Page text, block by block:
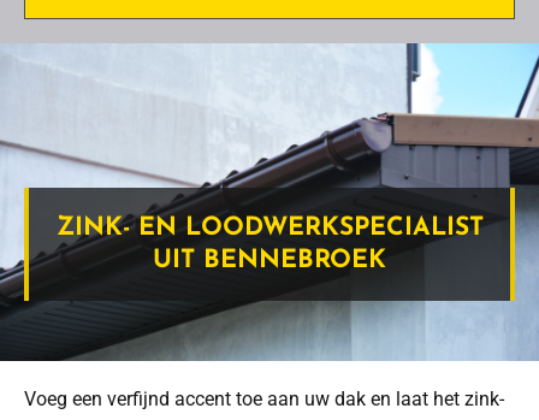
ZINK- EN LOODWERKSPECIALIST
UIT BENNEBROEK
Voeg een verfijnd accent toe aan uw dak en laat het zink-